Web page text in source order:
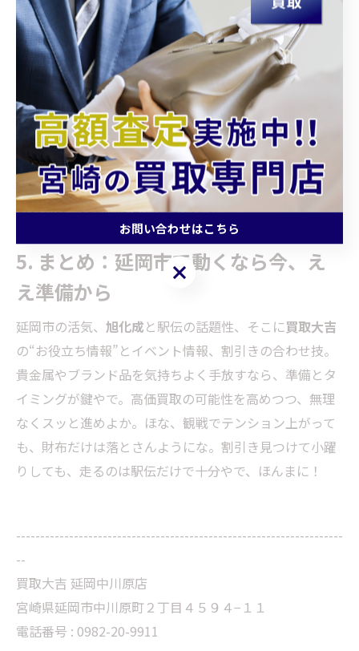
イベント情報は、開催日時だけやなく“適用条件”まで確
認が肝心。例えば「初回査定時の割引き」や「複数点持
ち込みでの査定優待」など、表現はいろいろあるけど、
事前に聞いておくとすれ違いが減るで。延岡市は
の関連行事や駅伝シーズンで街が動くから、来店時間も
余裕をもって計画すると安心。イベント情報を逃さず、
割引きを上手に使えば、貴金属やブランド品の手放しが
スムーズに。ほんで、駅伝観戦の前後は道が混むことも
あるから、移動時間も見積もってな。
5. まとめ：延岡市で動くなら今、え
え準備から
延岡市の活気、 旭化成と駅伝の話題性、そこに買取大吉
の“お役立ち情報”とイベント情報、割引きの合わせ技。
貴金属やブランド品を気持ちよく手放すなら、準備とタ
イミングが鍵やで。高価買取の可能性を高めつつ、無理
なくスッと進めよか。ほな、観戦でテンション上がって
も、財布だけは落とさんようにな。割引き見つけて小躍
りしても、走るのは駅伝だけで十分やで、ほんまに！
--------------------------------------------------------------------
--
買取大吉 延岡中川原店
宮崎県延岡市中川原町２丁目４５９４−１１
電話番号 : 0982-20-9911
お問い合わせはこちら
お問い合わせはこちら